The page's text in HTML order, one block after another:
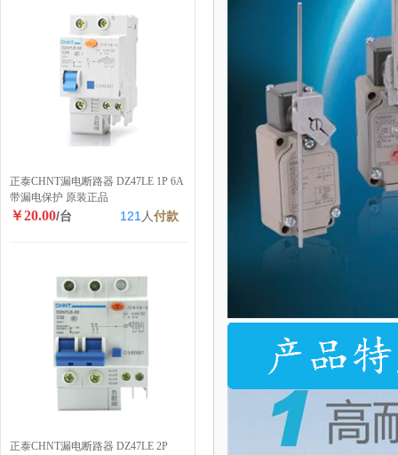
正泰CHNT漏电断路器 DZ47LE 1P 6A
带漏电保护 原装正品
￥20.00/台 121 人付款
正泰CHNT漏电断路器 DZ47LE 2P